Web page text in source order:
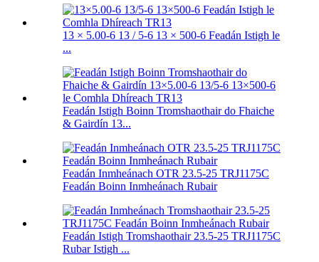
13 × 5.00-6 13 / 5-6 13 × 500-6 Feadán Istigh le
...
Feadán Istigh Boinn Tromshaothair do Fhaiche
& Gairdín 13...
Feadán Inmheánach OTR 23.5-25 TRJ1175C
Feadán Boinn Inmheánach Rubair
Feadán Istigh Tromshaothair 23.5-25 TRJ1175C
Rubar Istigh ...